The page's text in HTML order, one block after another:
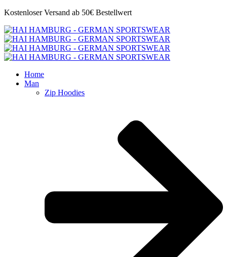
Kostenloser Versand ab 50€ Bestellwert
Home
Man
Zip Hoodies